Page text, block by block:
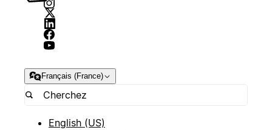
Français (France)
English (US)